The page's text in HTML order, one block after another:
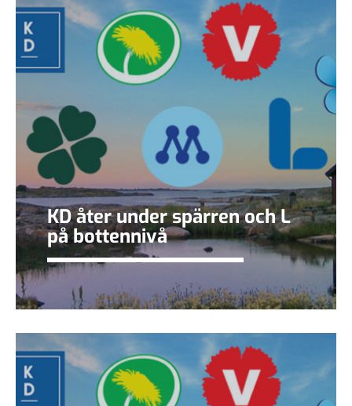
KD åter under spärren och L
på bottennivå